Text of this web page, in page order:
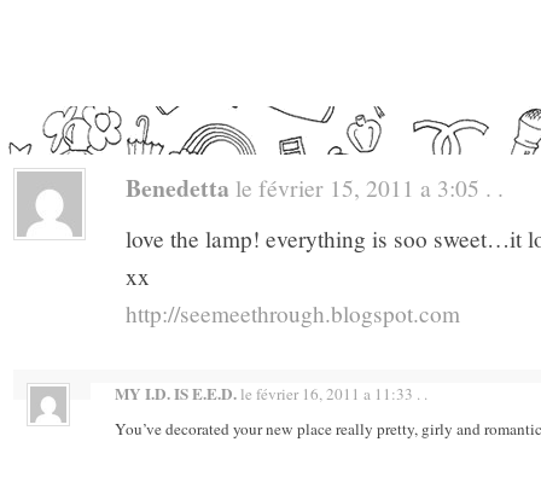
Benedetta le février 15, 2011 a 3:05 . .
love the lamp! everything is soo sweet…it
xx
http://seemeethrough.blogspot.com
MY I.D. IS E.E.D. le février 16, 2011 a 11:33 . .
You’ve decorated your new place really pretty, girly and